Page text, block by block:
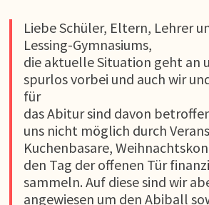
Liebe Schüler, Eltern, Lehrer
Lessing-Gymnasiums,
die aktuelle Situation geht an
spurlos vorbei und auch wir
für
das Abitur sind davon
uns nicht möglich durch
Kuchenbasare,
den Tag der offenen Tür
sammeln. Auf diese sind wir
angewiesen um den Abiball